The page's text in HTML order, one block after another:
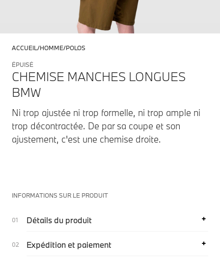
ACCUEIL HOMME POLOS
ÉPUISÉ
CHEMISE MANCHES LONGUES
BMW
Ni trop ajustée ni trop formelle, ni trop ample ni
trop décontractée. De par sa coupe et son
ajustement, c'est une chemise droite.
INFORMATIONS SUR LE PRODUIT
Détails du produit
Expédition et paiement